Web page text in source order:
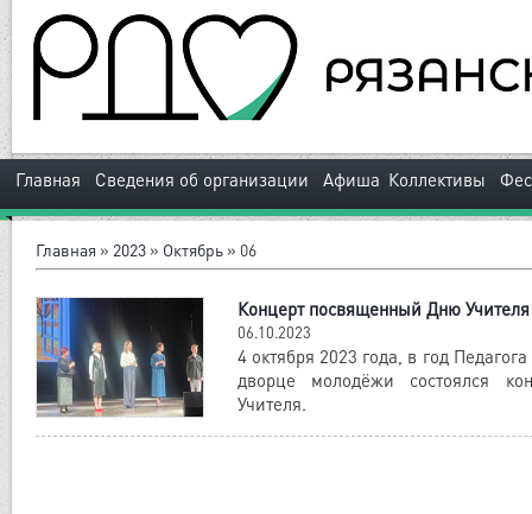
Главная Сведения об организации Афиша Коллективы
Главная » 2023 » Октябрь » 06
Концерт посвященный Дню Учителя
06.10.2023
4 октября 2023 года, в год
дворце молодёжи состоялся
Учителя.